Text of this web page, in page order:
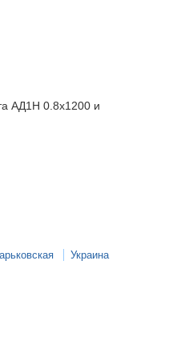
АД1Н 0.8х1200 и
Украина